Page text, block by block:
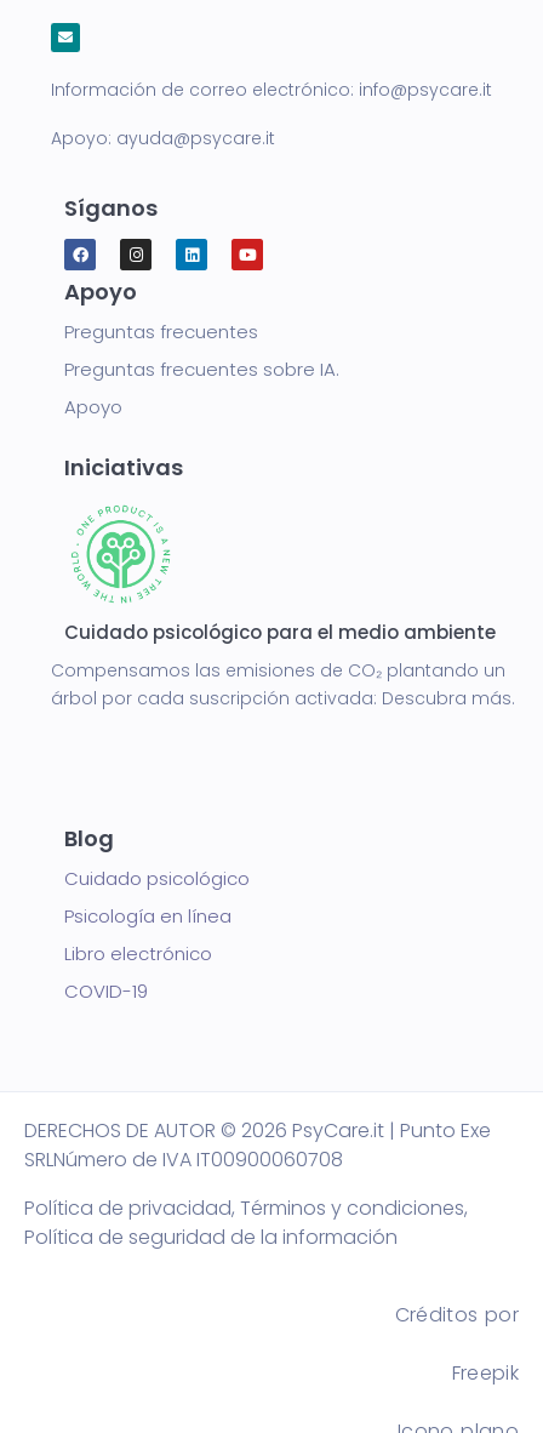
Información de correo electrónico: info@psycare.it
Apoyo: ayuda@psycare.it
Síganos
Apoyo
Preguntas frecuentes
Preguntas frecuentes sobre IA.
Apoyo
Iniciativas
Cuidado psicológico para el medio ambiente
Compensamos las emisiones de CO₂ plantando un
árbol por cada suscripción activada: Descubra más.
Blog
Cuidado psicológico
Psicología en línea
Libro electrónico
COVID-19
DERECHOS DE AUTOR © 2026 PsyCare.it | Punto Exe
SRLNúmero de IVA IT00900060708
Política de privacidad, Términos y condiciones,
Política de seguridad de la información
Créditos por
Freepik